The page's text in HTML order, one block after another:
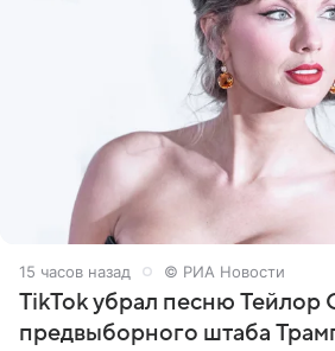
15 часов назад © РИА Новости
TikTok убрал песню Тейлор
предвыборного штаба